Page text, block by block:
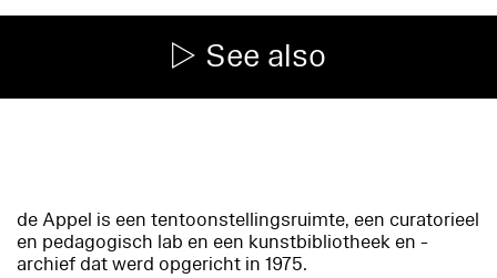
See also
de Appel is een tentoonstellingsruimte, een curatorieel
en pedagogisch lab en een kunstbibliotheek en -
archief dat werd opgericht in 1975.